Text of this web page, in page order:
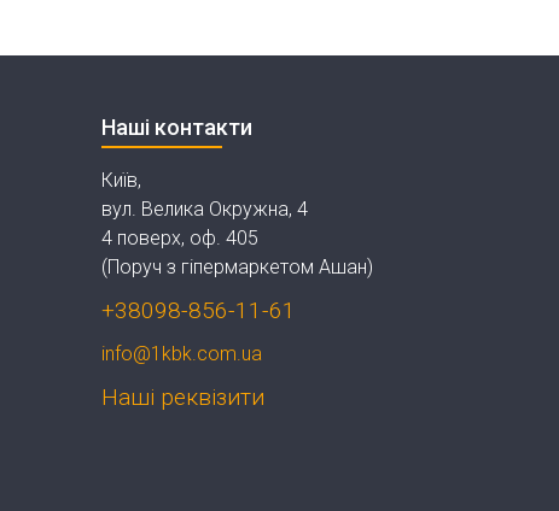
Наші контакти
Київ,
вул. Велика Окружна, 4
4 поверх, оф. 405
(Поруч з гіпермаркетом Ашан)
+38098-856-11-61
info@1kbk.com.ua
Наші реквізити